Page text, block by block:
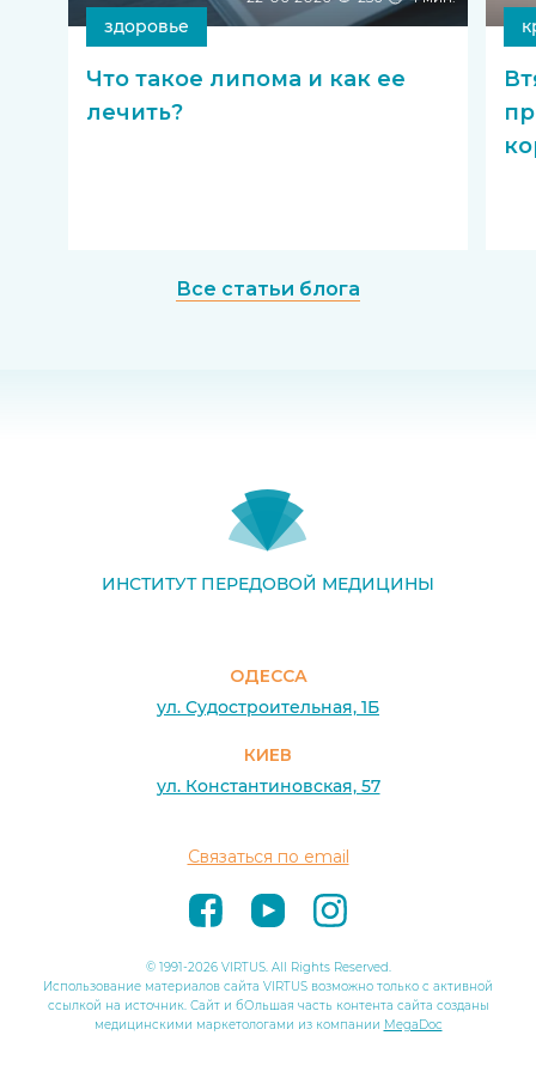
здоровье
Что такое липома и как ее
лечить?
Все статьи блога
ИНСТИТУТ ПЕРЕДОВОЙ МЕДИЦИНЫ
ОДЕССА
ул. Судостроительная, 1Б
КИЕВ
ул. Константиновская, 57
Связаться по email
© 1991-2026 VIRTUS. All Rights Reserved.
Использование материалов сайта VIRTUS возможно только с активной
ссылкой на источник. Сайт и бОльшая часть контента сайта созданы
медицинскими маркетологами из компании MegaDoc